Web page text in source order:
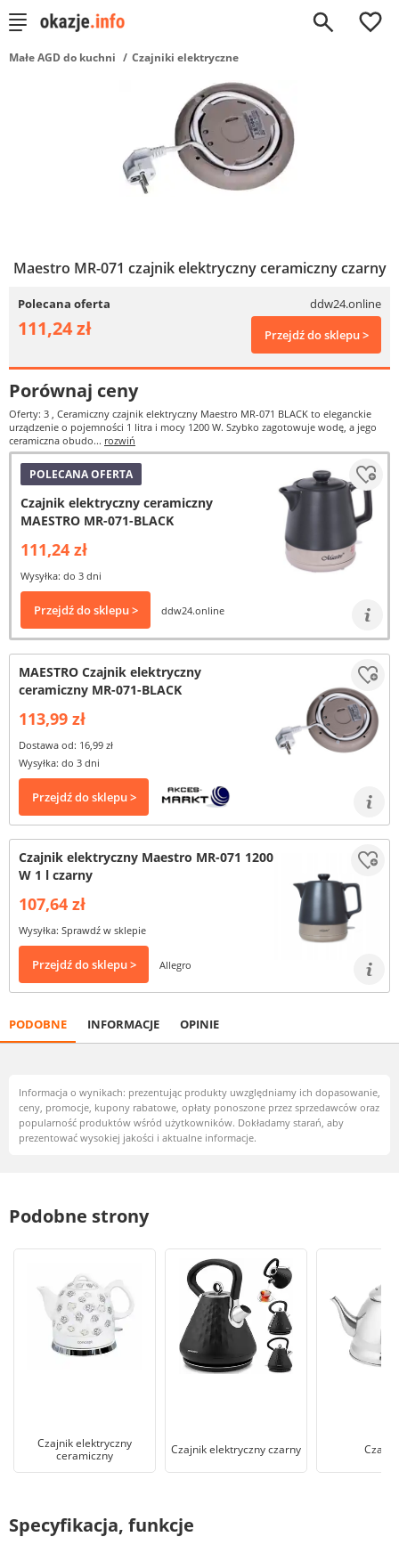
0
Małe AGD do kuchni Czajniki elektryczne
Maestro MR-071 czajnik elektryczny ceramiczny czarny
Polecana oferta ddw24.online
111,24 zł Przejdź do sklepu >
Porównaj ceny
Oferty: 3 , Ceramiczny czajnik elektryczny Maestro MR-071 BLACK to eleganckie
urządzenie o pojemności 1 litra i mocy 1200 W. Szybko zagotowuje wodę, a jego
ceramiczna obudo... rozwiń
POLECANA OFERTA
Czajnik elektryczny ceramiczny
MAESTRO MR-071-BLACK
111,24 zł
Wysyłka: do 3 dni
Przejdź do sklepu > ddw24.online
MAESTRO Czajnik elektryczny
ceramiczny MR-071-BLACK
113,99 zł
Dostawa od: 16,99 zł
Wysyłka: do 3 dni
Przejdź do sklepu >
Czajnik elektryczny Maestro MR-071 1200
W 1 l czarny
107,64 zł
Wysyłka: Sprawdź w sklepie
Przejdź do sklepu > Allegro
PODOBNE INFORMACJE OPINIE
Informacja o wynikach: prezentując produkty uwzględniamy ich dopasowanie,
ceny, promocje, kupony rabatowe, opłaty ponoszone przez sprzedawców oraz
popularność produktów wśród użytkowników. Dokładamy starań, aby
prezentować wysokiej jakości i aktualne informacje.
Podobne strony
Czajnik elektryczny
ceramiczny
Czajnik elektryczny czarny
Specyfikacja, funkcje